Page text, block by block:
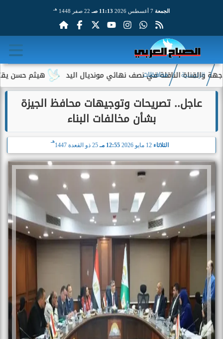
الجمعة 11:13 صـ 22 صفر 1448 هـ
هيثم حسن يقترب من الناقلة في نصف نهائي مونديال اليد
الرئيسية محافظات
عاجل.. تصريحات وتوجيهات محافظ الجيزة
بشأن مخالفات البناء
الثلاثاء 12 مايو 2026 12:55 مـ 25 ذو القعدة 1447
هـ